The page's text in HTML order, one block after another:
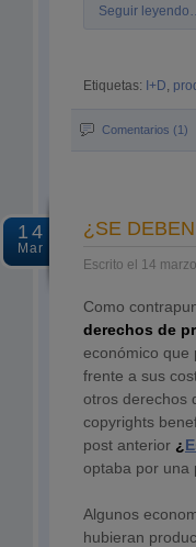
Seguir
Etiquetas: I+D,
Comentarios (1)
14
Mar
¿SE
Escrito el 14
Como
derechos de
económico que
frente a sus
otros derechos
copyrights
post anterior ¿
optaba por una
Algunos
hubieran